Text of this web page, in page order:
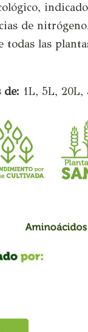
de
las
de: 1L, 5L, 20L,